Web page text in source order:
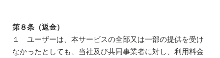
第８条（返金）
１ ユーザーは、本サービスの全部又は一部の提供を受け
なかったとしても、当社及び共同事業者に対し、利用料金